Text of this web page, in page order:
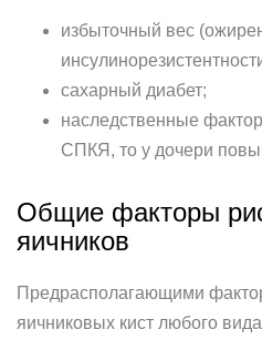
избыточный вес
сахарный диабет;
наследственные
СПКЯ, то у дочери
Общие факторы
яичников
Предрасполагающими
яичниковых кист любого